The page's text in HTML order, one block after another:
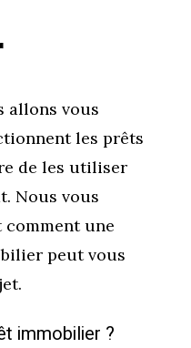
allons vous
les prêts
de les utiliser
Nous vous
une
peut vous
immobilier ?